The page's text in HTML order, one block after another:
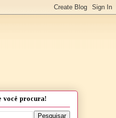
você procura!